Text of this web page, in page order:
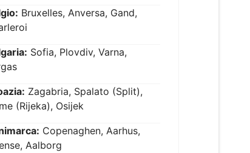
Bruxelles, Anversa, Gand,
Sofia, Plovdiv, Varna,
Zagabria, Spalato (Split),
(Rijeka), Osijek
Copenaghen, Aarhus,
Aalborg